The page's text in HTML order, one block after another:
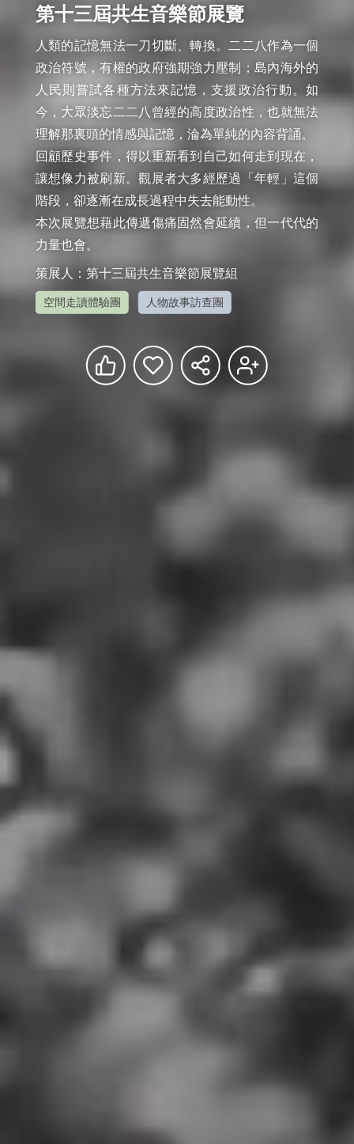
第十三屆共生音樂節展覽
人類的記憶無法一刀切斷、轉換。二二八作為一個
政治符號，有權的政府強期強力壓制；島內海外的
人民則嘗試各種方法來記憶，支援政治行動。如
今，大眾淡忘二二八曾經的高度政治性，也就無法
理解那裏頭的情感與記憶，淪為單純的內容背誦。
回顧歷史事件，得以重新看到自己如何走到現在，
讓想像力被刷新。觀展者大多經歷過「年輕」這個
階段，卻逐漸在成長過程中失去能動性。
本次展覽想藉此傳遞傷痛固然會延續，但一代代的
力量也會。
策展人：第十三屆共生音樂節展覽組
空間走讀體驗團 人物故事訪查團